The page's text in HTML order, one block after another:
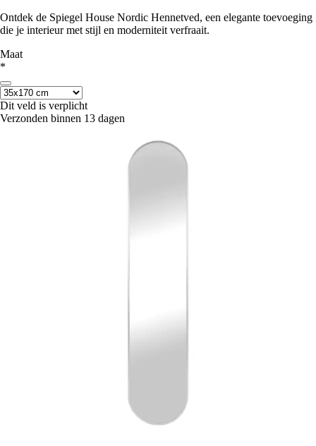
Ontdek de Spiegel House Nordic Hennetved, een elegante toevoeging
die je interieur met stijl en moderniteit verfraait.
Maat
*
Dit veld is verplicht
Verzonden binnen 13 dagen